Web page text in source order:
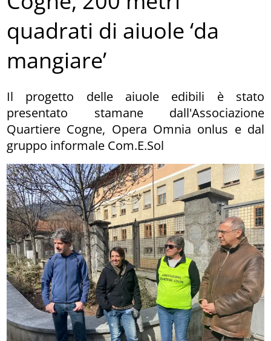
quadrati di aiuole ‘da
mangiare’
Il progetto delle aiuole edibili è stato
presentato stamane dall'Associazione
Quartiere Cogne, Opera Omnia onlus e dal
gruppo informale Com.E.Sol